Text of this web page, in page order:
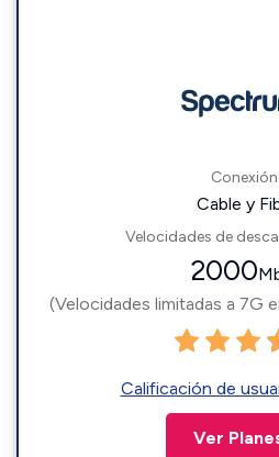
Conexión:
Cable y
Velocidades de
2000
(Velocidades limitadas a 7G
Calificación de
Ver